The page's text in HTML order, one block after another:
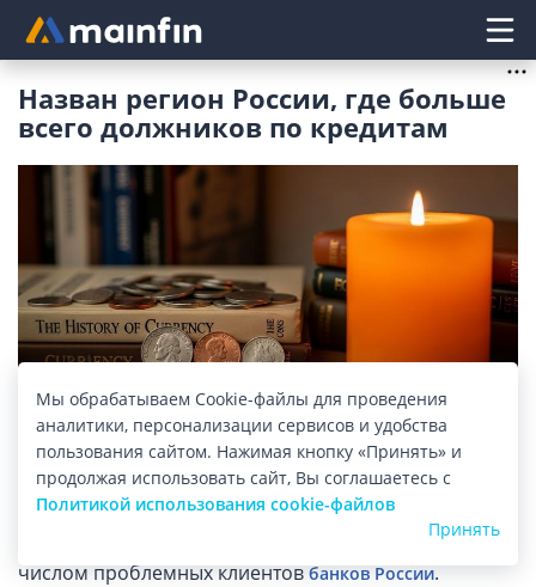
Главное меню
Назван регион России, где больше
всего должников по кредитам
Изображение: mainfin.ru
Федеральная Служба Судебных Приставов
подготовила данные статистики за первое
полугодие 2019 года и выявила регионы с большим
числом проблемных клиентовбанков России.
Мы обрабатываем Cookie-файлы для проведения
аналитики, персонализации сервисов и удобства
пользования сайтом. Нажимая кнопку «Принять» и
продолжая использовать сайт, Вы соглашаетесь с
Политикой использования cookie-файлов
Принять